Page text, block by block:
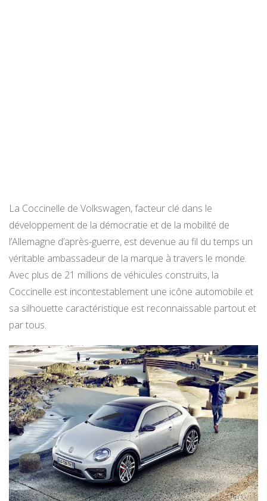
La Coccinelle de Volkswagen, facteur clé dans le
développement de la démocratie et de la mobilité de
l’Allemagne d’après-guerre, est devenue au fil du temps un
véritable ambassadeur de la marque à travers le monde.
Avec plus de 21 millions de véhicules construits, la
Coccinelle est incontestablement une icône automobile et
sa silhouette caractéristique est reconnaissable partout et
par tous.